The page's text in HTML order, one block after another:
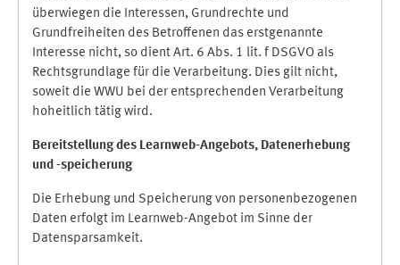
überwiegen die Interessen, Grundrechte und
Grundfreiheiten des Betroffenen das erstgenannte
Interesse nicht, so dient Art. 6 Abs. 1 lit. f DSGVO als
Rechtsgrundlage für die Verarbeitung. Dies gilt nicht,
soweit die WWU bei der entsprechenden Verarbeitung
hoheitlich tätig wird.
Bereitstellung des Learnweb-Angebots, Datenerhebung
und -speicherung
Die Erhebung und Speicherung von personenbezogenen
Daten erfolgt im Learnweb-Angebot im Sinne der
Datensparsamkeit.